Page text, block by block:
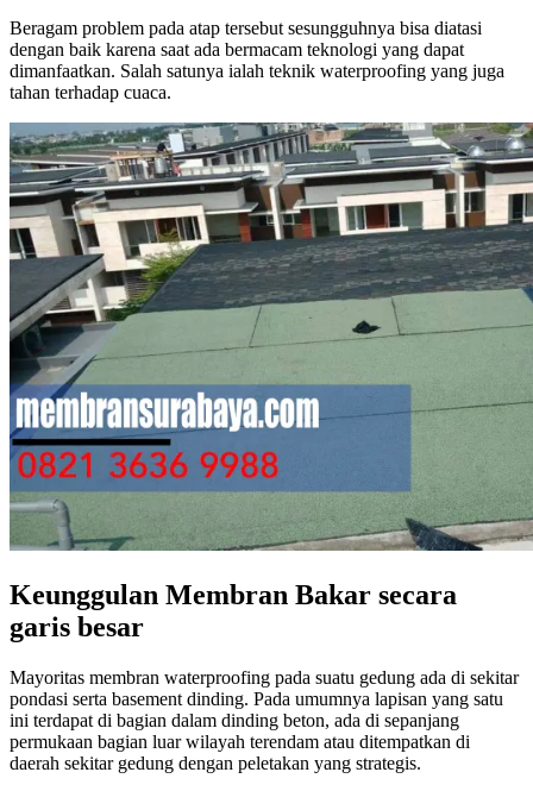
Beragam problem pada atap tersebut sesungguhnya bisa diatasi
dengan baik karena saat ada bermacam teknologi yang dapat
dimanfaatkan. Salah satunya ialah teknik waterproofing yang juga
tahan terhadap cuaca.
Keunggulan Membran Bakar secara
garis besar
Mayoritas membran waterproofing pada suatu gedung ada di sekitar
pondasi serta basement dinding. Pada umumnya lapisan yang satu
ini terdapat di bagian dalam dinding beton, ada di sepanjang
permukaan bagian luar wilayah terendam atau ditempatkan di
daerah sekitar gedung dengan peletakan yang strategis.